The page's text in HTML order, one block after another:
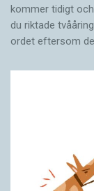
kommer tidigt
du riktade
ordet eftersom